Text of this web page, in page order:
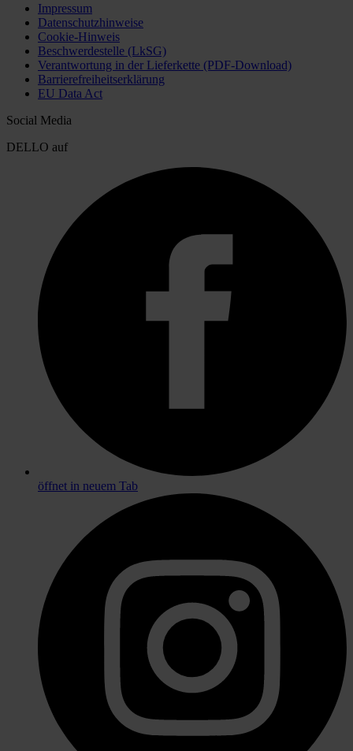
Impressum
Datenschutzhinweise
Cookie-Hinweis
Beschwerdestelle (LkSG)
Verantwortung in der Lieferkette (PDF-Download)
Barrierefreiheitserklärung
EU Data Act
Social Media
DELLO auf
öffnet in neuem Tab